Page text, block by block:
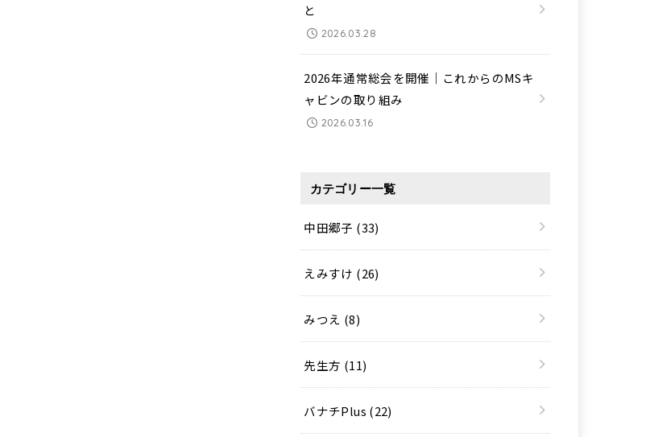
と
2026.03.28
2026年通常総会を開催｜これからのMSキ
ャビンの取り組み
2026.03.16
カテゴリー一覧
中田郷子 (33)
えみすけ (26)
みつえ (8)
先生方 (11)
バナチPlus (22)